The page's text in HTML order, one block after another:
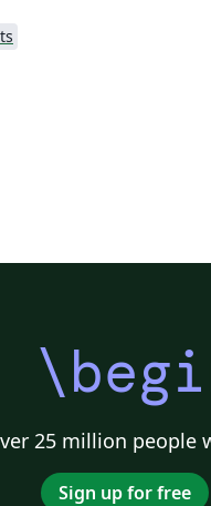
25 million
Sign up for free